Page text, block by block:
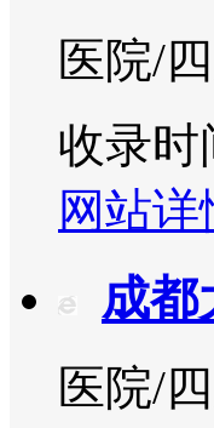
医院/
收录时
网站详
成都
医院/